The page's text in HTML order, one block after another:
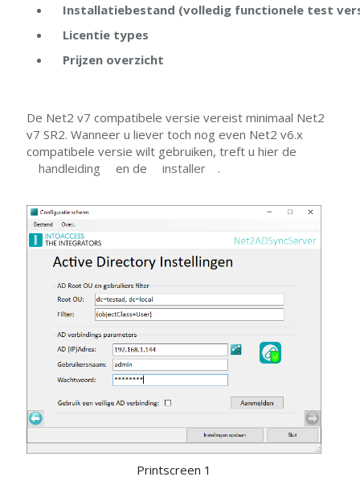
Installatiebestand (volledig functionele test
Licentie types
Prijzen overzicht
De Net2 v7 compatibele versie vereist minimaal Net2
v7 SR2. Wanneer u liever toch nog even Net2 v6.x
compatibele versie wilt gebruiken, treft u hier de
handleiding
en de installer .
Printscreen 1